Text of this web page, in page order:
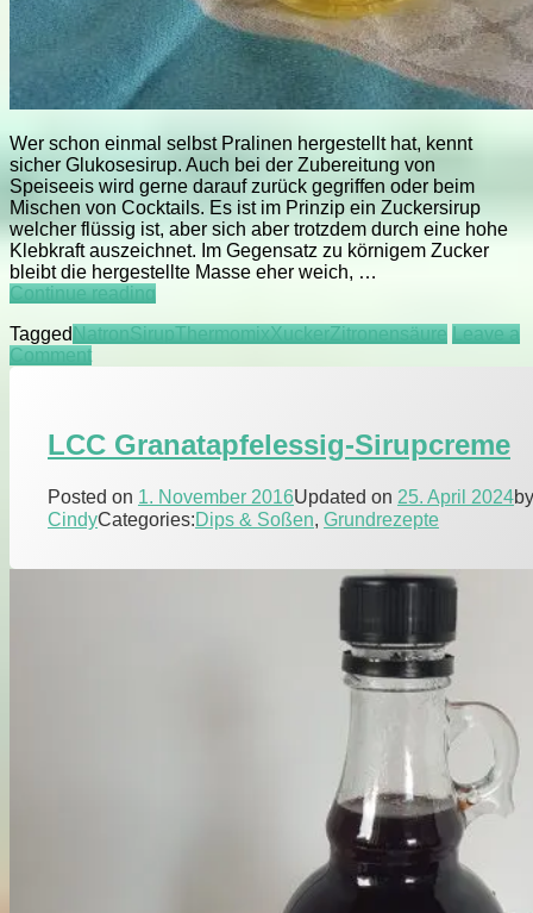
Wer schon einmal selbst Pralinen hergestellt hat, kennt
sicher Glukosesirup. Auch bei der Zubereitung von
Speiseeis wird gerne darauf zurück gegriffen oder beim
Mischen von Cocktails. Es ist im Prinzip ein Zuckersirup
welcher flüssig ist, aber sich aber trotzdem durch eine hohe
Klebkraft auszeichnet. Im Gegensatz zu körnigem Zucker
bleibt die hergestellte Masse eher weich, …
Continue readingLCC
Sirup
TaggedNatronSirupThermomixXuckerZitronensäure Leave a
Commenton
(Invert)
LCC Granatapfelessig-Sirupcreme
Posted on 1. November 2016Updated on 25. April 2024by
CindyCategories:Dips & Soßen, Grundrezepte